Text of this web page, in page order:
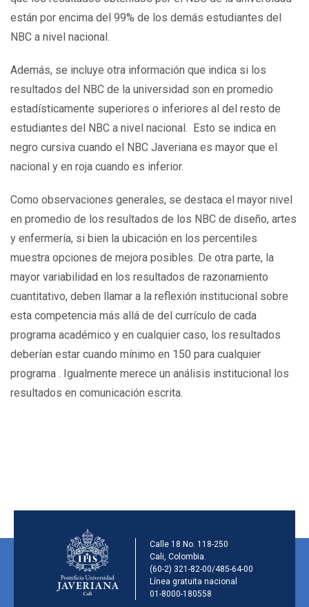
están por encima del 99% de los demás estudiantes del
NBC a nivel nacional.
Además, se incluye otra información que indica si los
resultados del NBC de la universidad son en promedio
estadísticamente superiores o inferiores al del resto de
estudiantes del NBC a nivel nacional. Esto se indica en
negro cursiva cuando el NBC Javeriana es mayor que el
nacional y en roja cuando es inferior.
Como observaciones generales, se destaca el mayor nivel
en promedio de los resultados de los NBC de diseño, artes
y enfermería, si bien la ubicación en los percentiles
muestra opciones de mejora posibles. De otra parte, la
mayor variabilidad en los resultados de razonamiento
cuantitativo, deben llamar a la reflexión institucional sobre
esta competencia más allá de del currículo de cada
programa académico y en cualquier caso, los resultados
deberían estar cuando mínimo en 150 para cualquier
programa . Igualmente merece un análisis institucional los
resultados en comunicación escrita.
Información de la
Calle 18 No. 118-250
Cali, Colombia.
(60-2) 321-82-00/485-64-00
Línea gratuita nacional
01-8000-180558